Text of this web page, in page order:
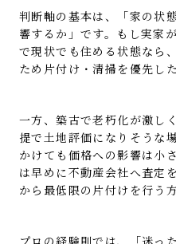
判断軸の基本は、「家の状
響するか」です。もし実家
で現状でも住める状態なら
ため片付け・清掃を優先し
一方、築古で老朽化が激し
提で土地評価になりそうな
かけても価格への影響は小
は早めに不動産会社へ査定
から最低限の片付けを行う